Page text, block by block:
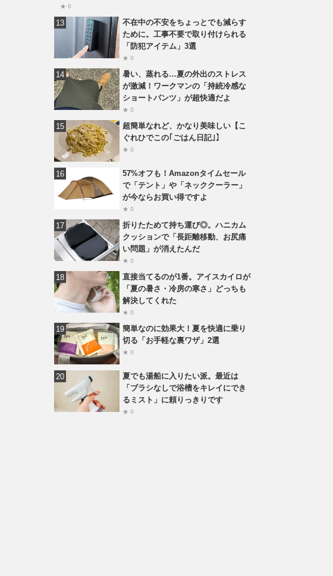
★ 0
不在中の不安をちょっとでも減らす
ために。工事不要で取り付けられる
「防犯アイテム」3選
★ 0
暑い、蒸れる…夏の外出のストレス
が激減！ワークマンの「持続冷感な
ショートパンツ」が超快適だよ
★ 0
超簡単なれど、かなり美味しい【こ
ぐれひでこの｢ごはん日記｣】
★ 0
57%オフも！Amazonタイムセール
で「テント」や「ネッククーラー」
が今ならお買い得ですよ
★ 0
折りたためて持ち運び◎。ハニカム
クッションで「長距離移動、お尻痛
い問題」が消えたんだ
★ 0
直接当てるのが1番。アイスカイロが
「夏の暑さ・冷房の寒さ」どっちも
解決してくれた
★ 0
簡単なのに効果大！夏を快適に乗り
切る「お手軽な裏ワザ」2選
★ 0
夏でも湯船に入りたい派。最近は
「ブラシなしで浴槽をキレイにでき
るミスト」に頼りっきりです
★ 0